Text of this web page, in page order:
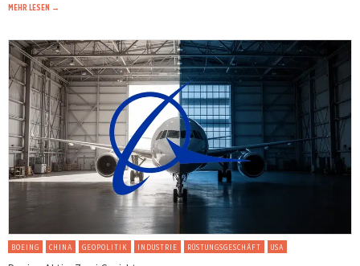
MEHR LESEN →
BOEING CHINA GEOPOLITIK INDUSTRIE RÜSTUNGSGESCHÄFT USA